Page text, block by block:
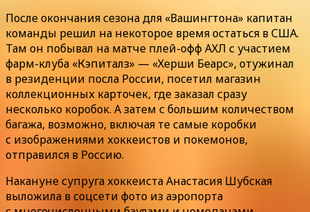
После окончания сезона для «Вашингтона» капитан
команды решил на некоторое время остаться в США.
Там он побывал на матче плей-офф АХЛ с участием
фарм-клуба «Кэпиталз» — «Херши Беарс», отужинал
в резиденции посла России, посетил магазин
коллекционных карточек, где заказал сразу
несколько коробок. А затем с большим количеством
багажа, возможно, включая те самые коробки
с изображениями хоккеистов и покемонов,
отправился в Россию.
Накануне супруга хоккеиста Анастасия Шубская
выложила в соцсети фото из аэропорта